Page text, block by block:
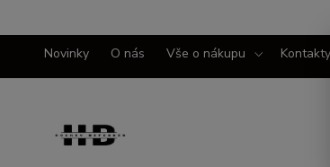
Novinky O nás Vše o nákupu Kontakty